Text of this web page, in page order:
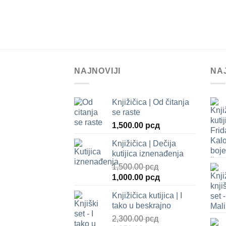
NAJNOVIJI
Knjižičica | Od čitanja
se raste
1,500.00 рсд
Knjižičica | Dečija
kutijica iznenađenja
1,500.00рсд
Оригинална
је
била:
1,500.00 рсд.
1,000.00 рсд
је:
1,000.00 рсд.
Knjižičica kutijica | I
tako u beskrajno
2,300.00рсд